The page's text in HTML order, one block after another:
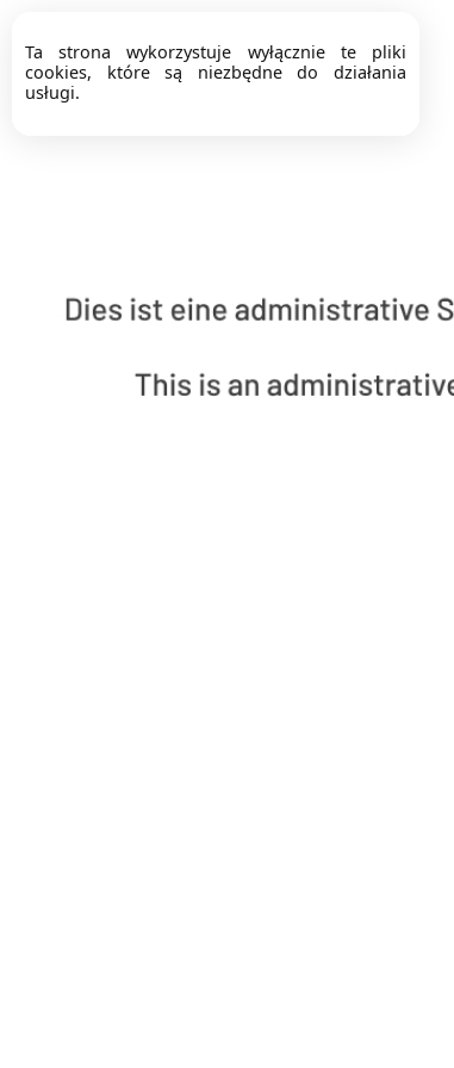
Ta strona wykorzystuje wyłącznie te pliki
cookies, które są niezbędne do działania
usługi.